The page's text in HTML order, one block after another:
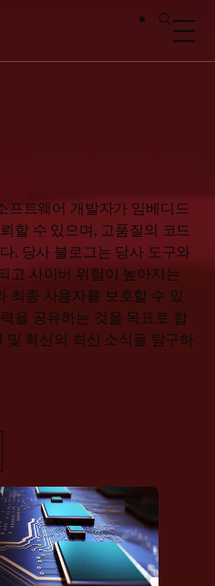
프트웨어 개발자가 임베디드
할 수 있으며, 고품질의 코드
. 당사 블로그는 당사 도구와
고 사이버 위험이 높아지는
최종 사용자를 보호할 수 있
을 공유하는 것을 목표로 합
및 혁신의 최신 소식을 탐구하